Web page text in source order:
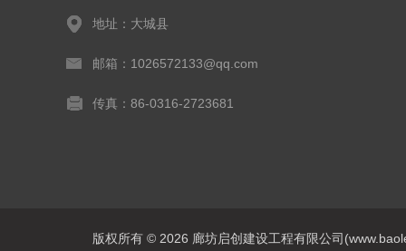
地址：大城县
邮箱：1026572133@qq.com
传真：86-0316-2723681
版权所有 © 2026 廊坊启创建设工程有限公司